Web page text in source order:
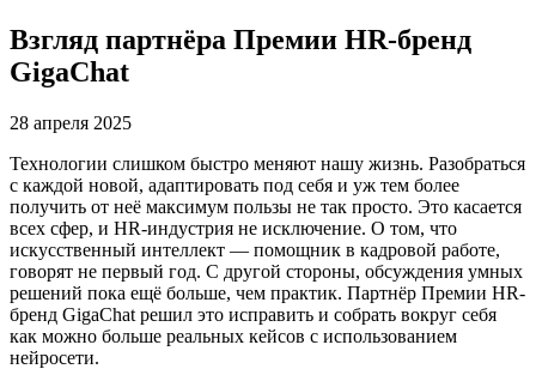
Взгляд партнёра Премии HR-бренд
GigaChat
28 апреля 2025
Технологии слишком быстро меняют нашу жизнь. Разобраться
с каждой новой, адаптировать под себя и уж тем более
получить от неё максимум пользы не так просто. Это касается
всех сфер, и HR-индустрия не исключение. О том, что
искусственный интеллект — помощник в кадровой работе,
говорят не первый год. С другой стороны, обсуждения умных
решений пока ещё больше, чем практик. Партнёр Премии HR-
бренд GigaChat решил это исправить и собрать вокруг себя
как можно больше реальных кейсов с использованием
нейросети.